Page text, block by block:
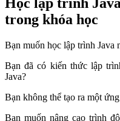
Học lập trình
trong khóa học
Bạn muốn học lập trình Java
Bạn đã có kiến thức lập
Java?
Bạn không thể tạo ra một
Bạn muốn nâng cao trình